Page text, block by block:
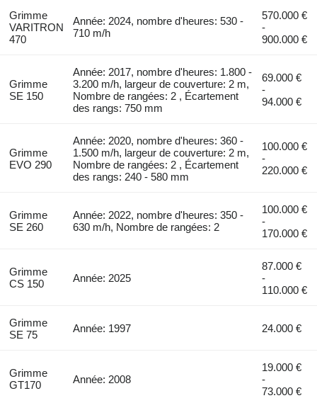
Grimme
VARITRON
470
Année: 2024, nombre d'heures: 530 -
710 m/h
570.000 €
-
900.000 €
Grimme
SE 150
Année: 2017, nombre d'heures: 1.800 -
3.200 m/h, largeur de couverture: 2 m,
Nombre de rangées: 2 , Écartement
des rangs: 750 mm
69.000 €
-
94.000 €
Grimme
EVO 290
Année: 2020, nombre d'heures: 360 -
1.500 m/h, largeur de couverture: 2 m,
Nombre de rangées: 2 , Écartement
des rangs: 240 - 580 mm
100.000 €
-
220.000 €
Grimme
SE 260
Année: 2022, nombre d'heures: 350 -
630 m/h, Nombre de rangées: 2
100.000 €
-
170.000 €
Grimme
CS 150
Année: 2025
87.000 €
-
110.000 €
Grimme
SE 75
Année: 1997 24.000 €
Grimme
GT170
Année: 2008
19.000 €
-
73.000 €